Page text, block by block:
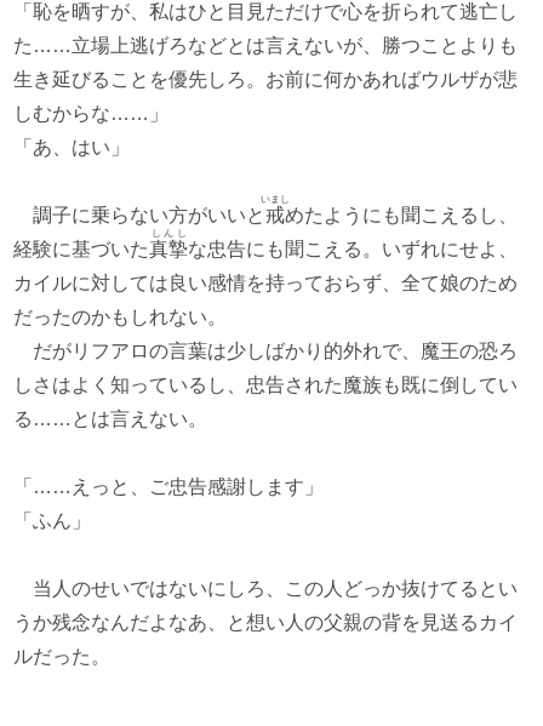
「恥を晒すが、私はひと目見ただけで心を折られて逃亡し
た……立場上逃げろなどとは言えないが、勝つことよりも
生き延びることを優先しろ。お前に何かあればウルザが悲
しむからな……」
「あ、はい」
調子に乗らない方がいいと戒
いまし
めたようにも聞こえるし、
経験に基づいた真摯
しんし
な忠告にも聞こえる。いずれにせよ、
カイルに対しては良い感情を持っておらず、全て娘のため
だったのかもしれない。
だがリフアロの言葉は少しばかり的外れで、魔王の恐ろ
しさはよく知っているし、忠告された魔族も既に倒してい
る……とは言えない。
「……えっと、ご忠告感謝します」
「ふん」
当人のせいではないにしろ、この人どっか抜けてるとい
うか残念なんだよなあ、と想い人の父親の背を見送るカイ
ルだった。